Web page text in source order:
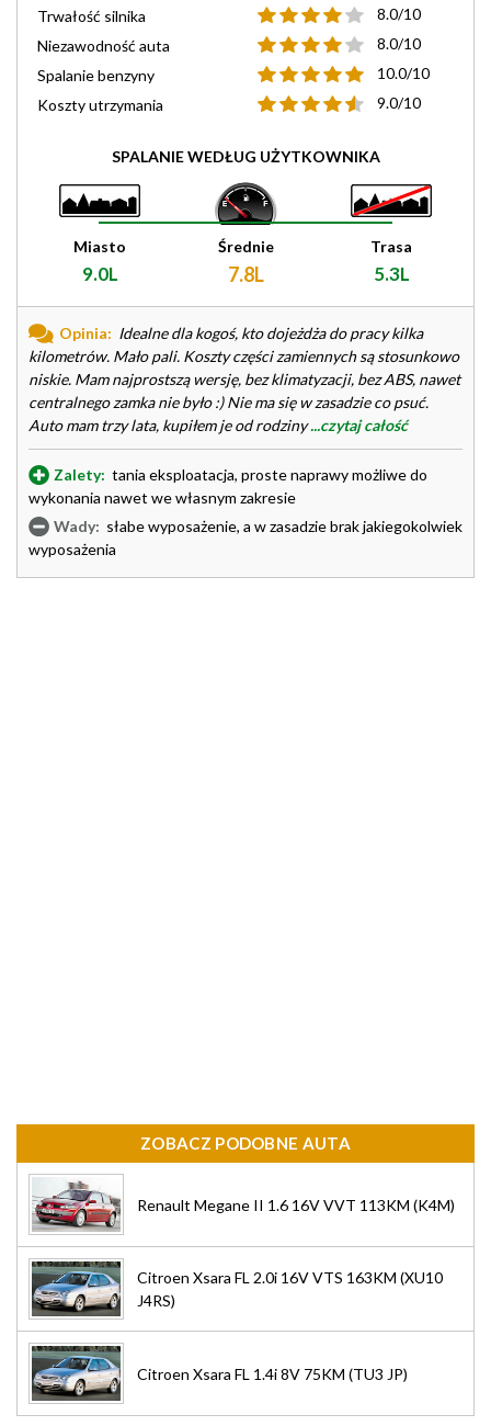
Trwałość silnika
8.0/10
Niezawodność auta
8.0/10
Spalanie benzyny
10.0/10
Koszty utrzymania
9.0/10
SPALANIE WEDŁUG UŻYTKOWNIKA
Miasto
9.0L
Średnie
7.8L
Trasa
5.3L
Opinia: Idealne dla kogoś, kto dojeżdża do pracy kilka
kilometrów. Mało pali. Koszty części zamiennych są stosunkowo
niskie. Mam najprostszą wersję, bez klimatyzacji, bez ABS, nawet
centralnego zamka nie było :) Nie ma się w zasadzie co psuć.
Auto mam trzy lata, kupiłem je od rodziny...czytaj całość
Zalety: tania eksploatacja, proste naprawy możliwe do
wykonania nawet we własnym zakresie
Wady: słabe wyposażenie, a w zasadzie brak jakiegokolwiek
wyposażenia
ZOBACZ PODOBNE AUTA
Renault Megane II 1.6 16V VVT 113KM (K4M)
Citroen Xsara FL 2.0i 16V VTS 163KM (XU10
J4RS)
Citroen Xsara FL 1.4i 8V 75KM (TU3 JP)